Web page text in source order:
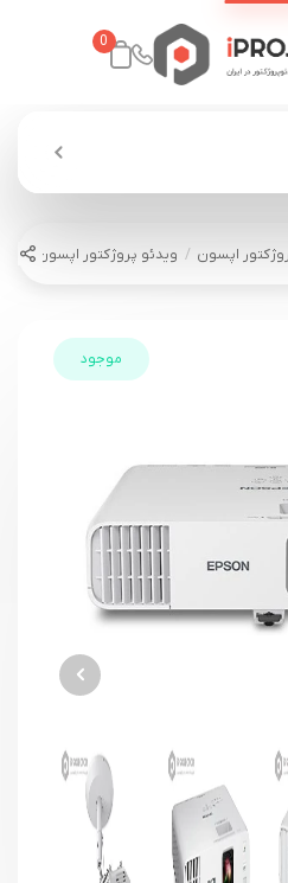
0
اپسون ویدئو پروژکتور اپسون EPSON EB-L260F
موجود